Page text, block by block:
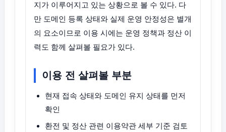
지가 이루어지고 있는 상황으로 볼 수 있다. 다
만 도메인 등록 상태와 실제 운영 안정성은 별개
의 요소이므로 이용 시에는 운영 정책과 정산 이
력도 함께 살펴볼 필요가 있다.
이용 전 살펴볼 부분
현재 접속 상태와 도메인 유지 상태를 먼저
확인
환전 및 정산 관련 이용약관 세부 기준 검토